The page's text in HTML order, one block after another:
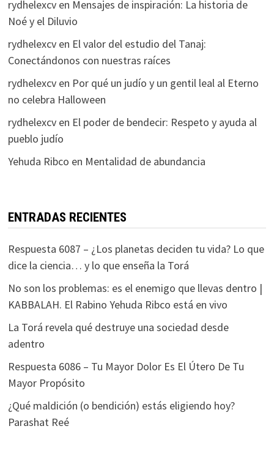
rydhelexcven Mensajes de inspiración: La historia de
Noé y el Diluvio
rydhelexcven El valor del estudio del Tanaj:
Conectándonos con nuestras raíces
rydhelexcven Por qué un judío y un gentil leal al Eterno
no celebra Halloween
rydhelexcven El poder de bendecir: Respeto y ayuda al
pueblo judío
Yehuda Ribco en Mentalidad de abundancia
ENTRADAS RECIENTES
Respuesta 6087 – ¿Los planetas deciden tu vida? Lo que
dice la ciencia… y lo que enseña la Torá
No son los problemas: es el enemigo que llevas dentro |
KABBALAH. El Rabino Yehuda Ribco está en vivo
La Torá revela qué destruye una sociedad desde
adentro
Respuesta 6086 – Tu Mayor Dolor Es El Útero De Tu
Mayor Propósito
¿Qué maldición (o bendición) estás eligiendo hoy?
Parashat Reé